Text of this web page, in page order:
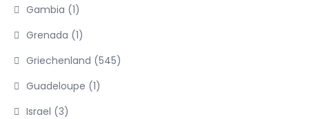
Gambia (1)
Grenada (1)
Griechenland (545)
Guadeloupe (1)
Israel (3)